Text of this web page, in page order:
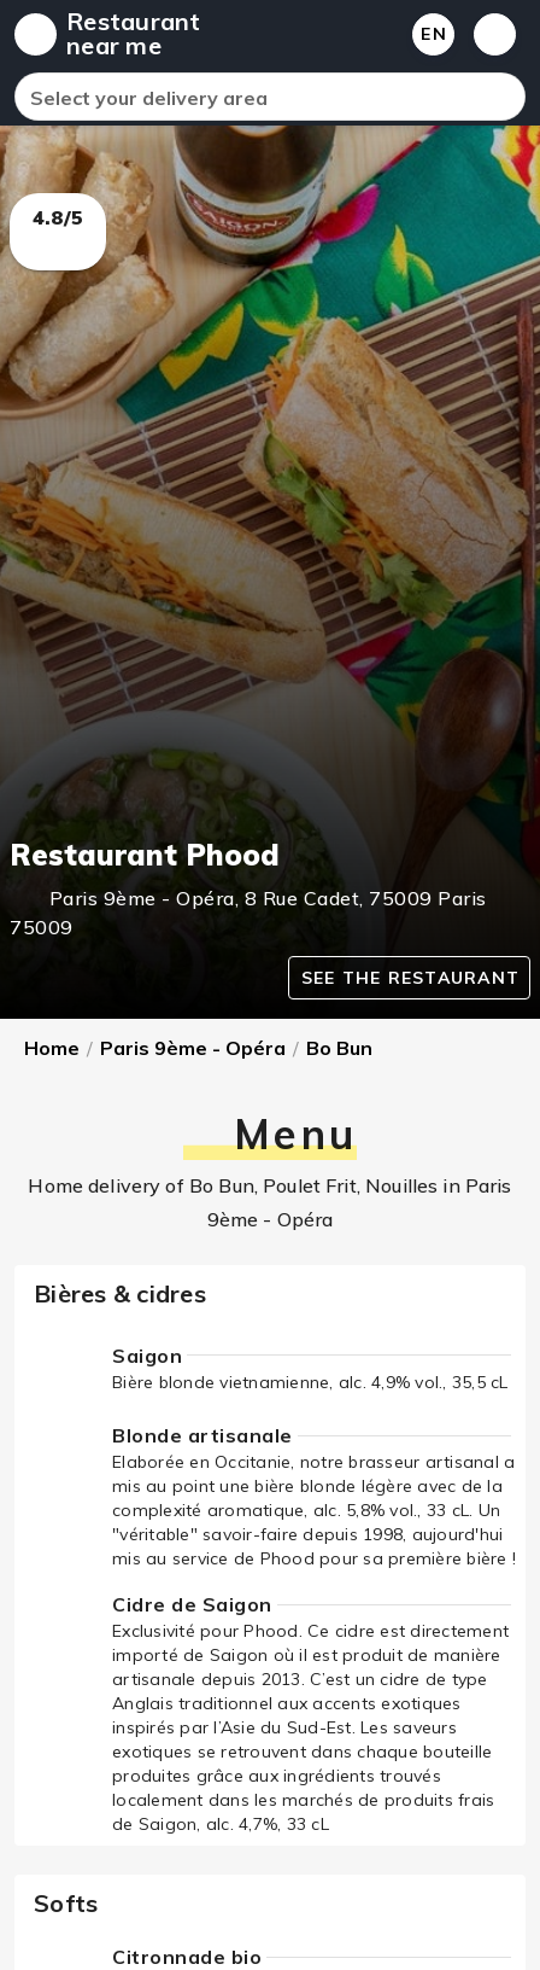
Restaurant
near me
EN
Select your delivery area
4.8/5
Restaurant Phood
Paris 9ème - Opéra, 8 Rue Cadet, 75009 Paris
75009
SEE THE RESTAURANT
Home / Paris 9ème - Opéra / Bo Bun
Menu
Home delivery of Bo Bun, Poulet Frit, Nouilles in Paris
9ème - Opéra
Bières & cidres
Saigon
Bière blonde vietnamienne, alc. 4,9% vol., 35,5 cL
Blonde artisanale
Elaborée en Occitanie, notre brasseur artisanal a
mis au point une bière blonde légère avec de la
complexité aromatique, alc. 5,8% vol., 33 cL. Un
"véritable" savoir-faire depuis 1998, aujourd'hui
mis au service de Phood pour sa première bière !
Cidre de Saigon
Exclusivité pour Phood. Ce cidre est directement
importé de Saigon où il est produit de manière
artisanale depuis 2013. C’est un cidre de type
Anglais traditionnel aux accents exotiques
inspirés par l’Asie du Sud-Est. Les saveurs
exotiques se retrouvent dans chaque bouteille
produites grâce aux ingrédients trouvés
localement dans les marchés de produits frais
de Saigon, alc. 4,7%, 33 cL
Softs
Citronnade bio